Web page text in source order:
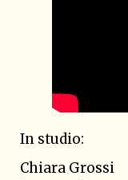
In studio:
Chiara Grossi